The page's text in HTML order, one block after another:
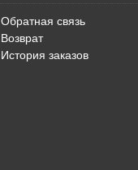
Обратная связь
Возврат
История заказов